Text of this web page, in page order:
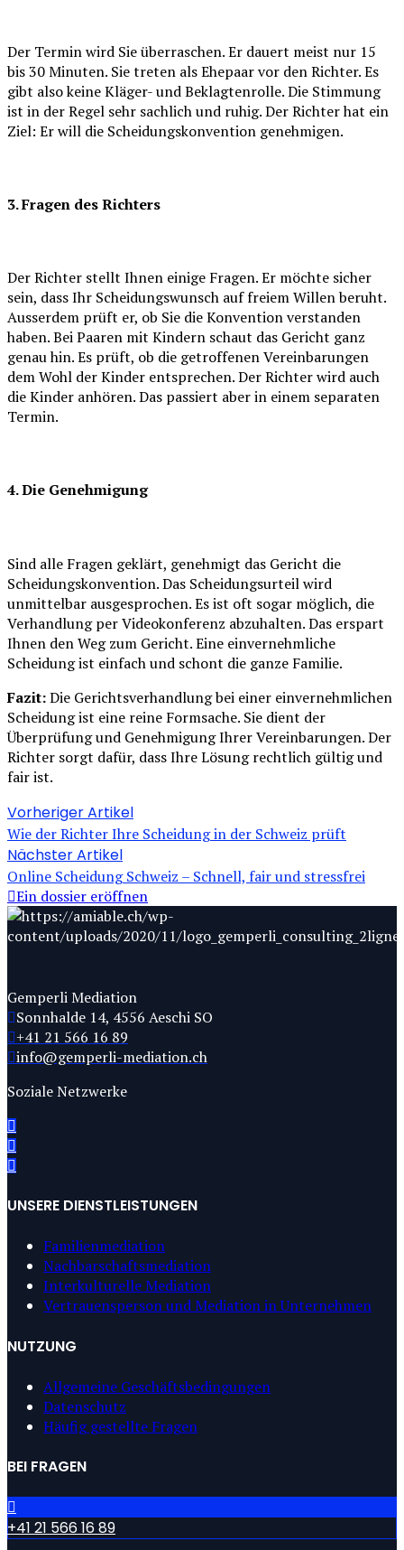
Der Termin wird Sie überraschen. Er dauert meist nur 15
bis 30 Minuten. Sie treten als Ehepaar vor den Richter. Es
gibt also keine Kläger- und Beklagtenrolle. Die Stimmung
ist in der Regel sehr sachlich und ruhig. Der Richter hat ein
Ziel: Er will die Scheidungskonvention genehmigen.
3. Fragen des Richters
Der Richter stellt Ihnen einige Fragen. Er möchte sicher
sein, dass Ihr Scheidungswunsch auf freiem Willen beruht.
Ausserdem prüft er, ob Sie die Konvention verstanden
haben. Bei Paaren mit Kindern schaut das Gericht ganz
genau hin. Es prüft, ob die getroffenen Vereinbarungen
dem Wohl der Kinder entsprechen. Der Richter wird auch
die Kinder anhören. Das passiert aber in einem separaten
Termin.
4. Die Genehmigung
Sind alle Fragen geklärt, genehmigt das Gericht die
Scheidungskonvention. Das Scheidungsurteil wird
unmittelbar ausgesprochen. Es ist oft sogar möglich, die
Verhandlung per Videokonferenz abzuhalten. Das erspart
Ihnen den Weg zum Gericht. Eine einvernehmliche
Scheidung ist einfach und schont die ganze Familie.
Fazit:Die Gerichtsverhandlung bei einer einvernehmlichen
Scheidung ist eine reine Formsache. Sie dient der
Überprüfung und Genehmigung Ihrer Vereinbarungen. Der
Richter sorgt dafür, dass Ihre Lösung rechtlich gültig und
fair ist.
Vorheriger Artikel
Wie der Richter Ihre Scheidung in der Schweiz prüft
Nächster Artikel
Online Scheidung Schweiz – Schnell, fair und stressfrei
Ein dossier eröffnen
Gemperli Mediation
Sonnhalde 14, 4556 Aeschi SO
+41 21 566 16 89
info@gemperli-mediation.ch
Soziale Netzwerke
UNSERE DIENSTLEISTUNGEN
Familienmediation
Nachbarschaftsmediation
Interkulturelle Mediation
Vertrauensperson und Mediation in Unternehmen
NUTZUNG
Allgemeine Geschäftsbedingungen
Datenschutz
Häufig gestellte Fragen
BEI FRAGEN
+41 21 566 16 89